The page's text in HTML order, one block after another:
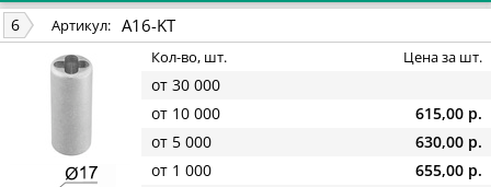
6 Артикул: A16-KT
Кол-во, шт. Цена за шт.
от 30 000
от 10 000
615,00 р.
от 5 000
630,00 р.
от 1 000
655,00 р.